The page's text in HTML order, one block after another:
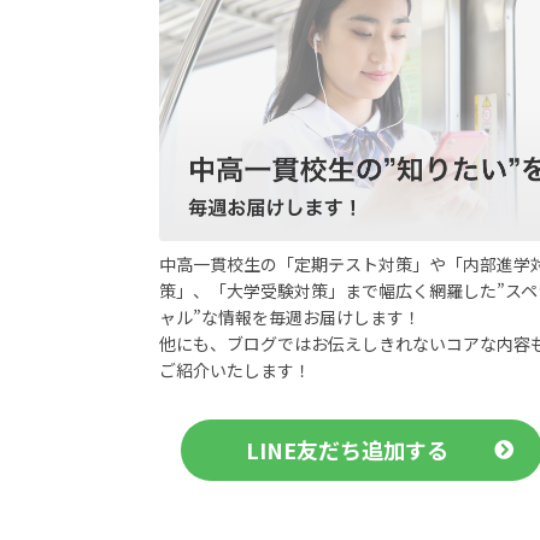
中高一貫校生の「定期テスト対策」や「内部進学
策」、「大学受験対策」まで幅広く網羅した”ス
ャル”な情報を毎週お届けします！
他にも、ブログではお伝えしきれないコアな内容
ご紹介いたします！
LINE友だち追加する